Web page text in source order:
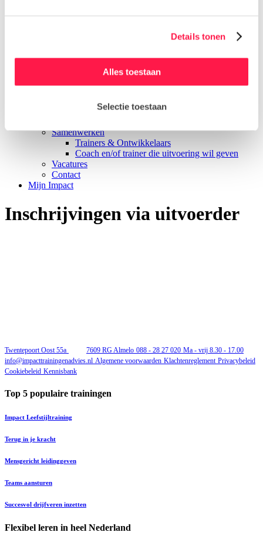
Details tonen
Alles toestaan
Selectie toestaan
Over ons
Coaches & Individuele begeleiders
Samenwerken
Trainers & Ontwikkelaars
Coach en/of trainer die uitvoering wil geven
Vacatures
Contact
Mijn Impact
Inschrijvingen via uitvoerder
Twentepoort Oost 55a 7609 RG Almelo 088 - 28 27 020 Ma - vrij 8.30 - 17.00
info@impacttrainingenadvies.nl Algemene voorwaarden Klachtenreglement Privacybeleid
Cookiebeleid Kennisbank
Top 5 populaire trainingen
Impact Leefstijltraining
Terug in je kracht
Mensgericht leidinggeven
Teams aansturen
Succesvol drijfveren inzetten
Flexibel leren in heel Nederland